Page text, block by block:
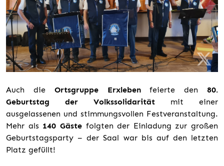
Auch die Ortsgruppe Erxlebenfeierte den 80.
Geburtstag der Volkssolidarität mit einer
ausgelassenen und stimmungsvollen Festveranstaltung.
Mehr als 140 Gästefolgten der Einladung zur großen
Geburtstagsparty – der Saal war bis auf den letzten
Platz gefüllt!